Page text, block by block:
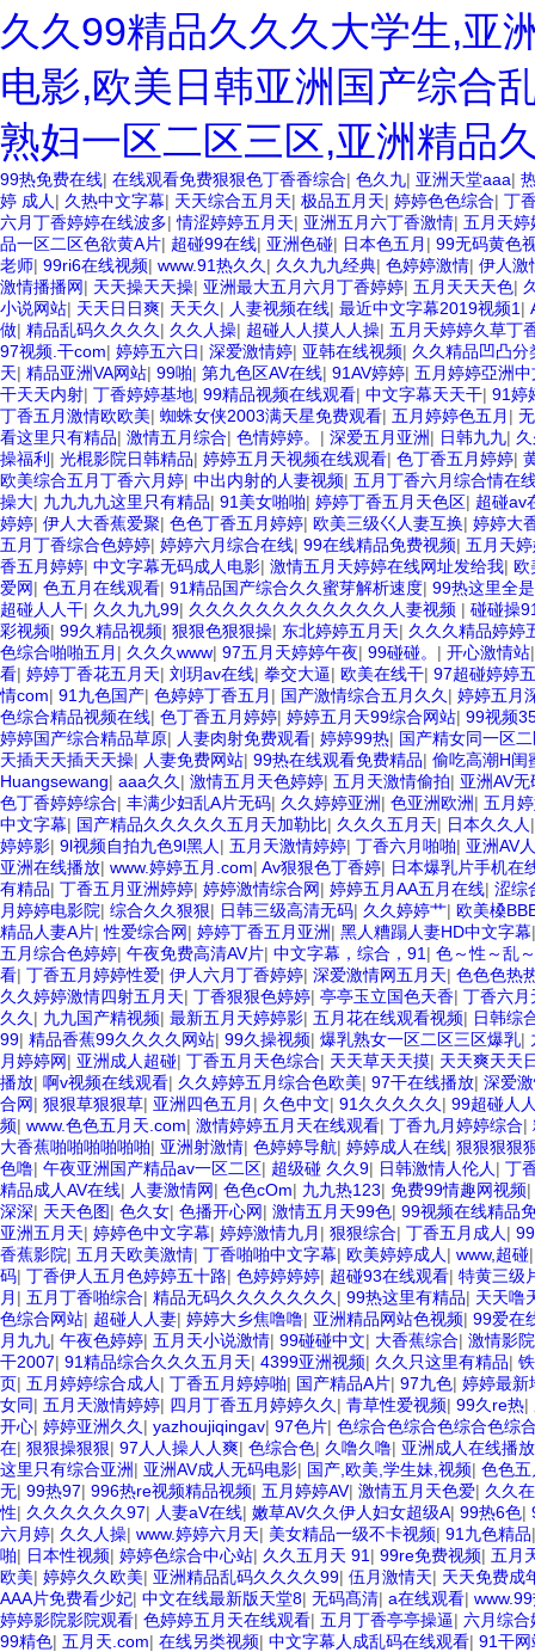
久久99精品久久久大学生,亚
电影,欧美日韩亚洲国产综合
熟妇一区二区三区,亚洲精品
99热免费在线| 在线观看免费狠狠色丁香香综合| 色久九| 亚洲天堂aaa|
婷 成人 | 久热中文字幕| 天天综合五月天| 极品五月天| 婷婷色色综合| 丁
六月丁香婷婷在线波多|情涩婷婷五月天| 亚洲五月六丁香激情| 五月天婷
品一区二区色欲黄A片| 超碰99在线| 亚洲色碰| 日本色五月 | 99无码黄色
老师| 99ri6在线视频| www.91热久久 | 久久九九经典| 色婷婷激情| 伊人激
激情播播网| 天天操天天操| 亚洲最大五月六月丁香婷婷| 五月天天天色|
小说网站| 天天日日爽| 天天久 | 人妻视频在线| 最近中文字幕2019视频1 |
做| 精品乱码久久久久 | 久久人操| 超碰人人摸人人操| 五月天婷婷久草丁
97视频.干com| 婷婷五六日| 深爱激情婷| 亚韩在线视频| 久久精品凹凸分
天| 精品亚洲VA网站| 99啪| 第九色区AV在线| 91AV婷婷| 五月婷婷亞洲中
干天天内射| 丁香婷婷基地| 99精品视频在线观看| 中文字幕天天干| 91婷
丁香五月激情欧欧美| 蜘蛛女侠2003满天星免费观看| 五月婷婷色五月 |
看这里只有精品| 激情五月综合| 色情婷婷。 | 深爱五月亚洲| 日韩九九|
操福利 | 光棍影院日韩精品| 婷婷五月天视频在线观看| 色丁香五月婷婷|
欧美综合五月丁香六月婷| 中出内射的人妻视频| 五月丁香六月综合情在
操大| 九九九九这里只有精品| 91美女啪啪| 婷婷丁香五月天色区| 超碰av
婷婷| 伊人大香蕉爱聚| 色色丁香五月婷婷| 欧美三级巜人妻互换| 婷婷大
五月丁香综合色婷婷| 婷婷六月综合在线| 99在线精品免费视频| 五月天
香五月婷婷| 中文字幕无码成人电影| 激情五月天婷婷在线网址发给我| 欧
爱网| 色五月在线观看| 91精品国产综合久久蜜芽解析速度| 99热这里全
超碰人人干| 久久九九99| 久久久久久久久久久久久久人妻视频 | 碰碰操
彩视频| 99久精品视频| 狠狠色狠狠操| 东北婷婷五月天| 久久久精品婷婷
色综合啪啪五月 | 久久久www| 97五月天婷婷午夜| 99碰碰。 | 开心激情站
看| 婷婷丁香花五月天| 刘玥av在线| 拳交大逼| 欧美在线干| 97超碰婷婷
情com| 91九色国产| 色婷婷丁香五月 | 国产激情综合五月久久 | 婷婷五月
色综合精品视频在线| 色丁香五月婷婷| 婷婷五月天99综合网站| 99视频
婷婷国产综合精品草原| 人妻肉射免费观看| 婷婷99热| 国产精女同一区
天插天天插天天操| 人妻免费网站| 99热在线观看免费精品| 偷吃高潮H闺
Huangsewang| aaa久久 | 激情五月天色婷婷| 五月天激情偷拍| 亚洲AV
色丁香婷婷综合| 丰满少妇乱A片无码| 久久婷婷亚洲| 色亚洲欧洲| 五月
中文字幕| 国产精品久久久久久五月天加勒比| 久久久五月天| 日本久久人
婷婷影| 9l视频自拍九色9l黑人 | 五月天激情婷婷| 丁香六月啪啪| 亚洲AV
亚洲在线播放| www.婷婷五月.com| Av狠狠色丁香婷| 日本爆乳片手机在
有精品| 丁香五月亚洲婷婷| 婷婷激情综合网| 婷婷五月AA五月在线| 涩综
月婷婷电影院| 综合久久狠狠| 日韩三级高清无码| 久久婷婷艹| 欧美槡
精品人妻A片|性爱综合网| 婷婷丁香五月亚洲| 黑人糟蹋人妻HD中文字幕
五月综合色婷婷| 午夜免费高清AV片| 中文字幕，综合，91 | 色～性～乱
看| 丁香五月婷婷性爱| 伊人六月丁香婷婷| 深爱激情网五月天| 色色色热
久久婷婷激情四射五月天| 丁香狠狠色婷婷| 亭亭玉立国色天香| 丁香六月
久久 | 九九国产精视频| 最新五月天婷婷影| 五月花在线观看视频| 日韩综
99| 精品香蕉99久久久久网站| 99久操视频| 爆乳熟女一区二区三区爆乳|
月婷婷网| 亚洲成人超碰| 丁香五月天色综合| 天天草天天摸| 天天爽天天
播放| 啊v视频在线观看| 久久婷婷五月综合色欧美| 97干在线播放| 深爱
合网| 狠狠草狠狠草| 亚洲四色五月 | 久色中文| 91久久久久久 | 99超碰人
频| www.色色五月天.com| 激情婷婷五月天在线观看| 丁香九月婷婷综合|
大香蕉啪啪啪啪啪啪| 亚洲射激情| 色婷婷导航| 婷婷成人在线| 狠狠狠狠
色噜| 午夜亚洲国产精品av一区二区| 超级碰 久久9| 日韩激情人伦人 | 丁
精品成人AV在线| 人妻激情网| 色色cOm| 九九热123| 免费99情趣网视频|
深深| 天天色图| 色久女| 色播开心网| 激情五月天99色| 99视频在线精品
亚洲五月天| 婷婷色中文字幕| 婷婷激情九月 | 狠狠综合| 丁香五月成人 |
香蕉影院| 五月天欧美激情| 丁香啪啪中文字幕| 欧美婷婷成人 | www,超碰
码| 丁香伊人五月色婷婷五十路| 色婷婷婷婷| 超碰93在线观看| 特黄三级
月 | 五月丁香啪综合| 精品无码久久久久久久久 | 99热这里有精品| 天天噜
色综合网站| 超碰人人妻| 婷婷大乡焦噜噜| 亚洲精品网站色视频| 99爱在
月九九| 午夜色婷婷| 五月天小说激情| 99碰碰中文| 大香蕉综合| 激情影
干2007| 91精品综合久久久五月天| 4399亚洲视频| 久久只这里有精品|
页| 五月婷婷综合成人 | 丁香五月婷婷啪| 国产精品A片| 97九色| 婷婷最新
女同| 五月天激情婷婷| 四月丁香五月婷婷久久 | 青草性爱视频| 99久re热|
开心| 婷婷亚洲久久 | yazhoujiqingav| 97色片| 色综合色综合色综合色综
在| 狠狠操狠狠| 97人人操人人爽| 色综合色| 久噜久噜| 亚洲成人在线播放
这里只有综合亚洲| 亚洲AV成人无码电影| 国产,欧美,学生妹,视频| 色色
无| 99热97| 996热re视频精品视频| 五月婷婷AV| 激情五月天色爱| 久久
性| 久久久久久久97| 人妻aV在线| 嫩草AV久久伊人妇女超级A| 99热6色|
六月婷| 久久人操| www.婷婷六月天| 美女精品一级不卡视频| 91九色精品
啪| 日本性视频| 婷婷色综合中心站| 久久五月天 91 | 99re免费视频| 五月
欧美| 婷婷久久欧美| 亚洲精品乱码久久久久99| 伍月激情天| 天天免费成
AAA片免费看少妃| 中文在线最新版天堂8| 无码髙清| a在线观看|
婷婷影院影院观看| 色婷婷五月天在线观看| 五月丁香亭亭操逼| 六月综合
99精色| 五月天.com| 在线另类视频| 中文字幕人成乱码在线观看| 91干网